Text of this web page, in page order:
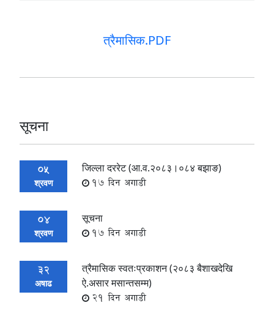
त्रैमासिक.PDF
सूचना
05
श्रवण
जिल्ला दररेट (आ.व.२०८३।०८४ बझाङ)
17 दिन अगाडी
04
श्रवण
सूचना
17 दिन अगाडी
32
अषाढ
त्रैमासिक स्वतःप्रकाशन (२०८३ बैशाखदेखि
ऐ.असार मसान्तसम्म)
21 दिन अगाडी